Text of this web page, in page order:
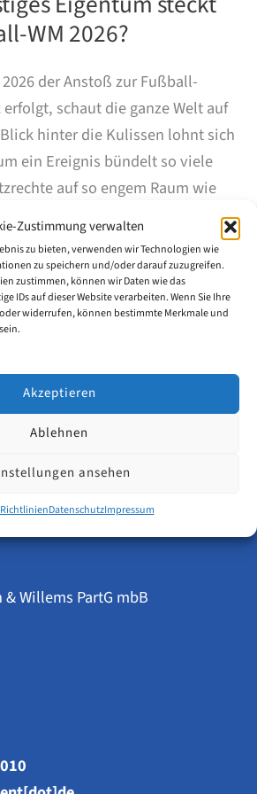
Zustimmung verwalten
zu bieten, verwenden wir Technologien wie
zu speichern und/oder darauf zuzugreifen.
zustimmen, können wir Daten wie das
IDs auf dieser Website verarbeiten. Wenn Sie Ihre
widerrufen, können bestimmte Merkmale und
Akzeptieren
Ablehnen
ansehen
DatenschutzImpressum
WM 2026?
der Anstoß zur Fußball-
schaut die ganze Welt auf
hinter die Kulissen lohnt sich
ein Ereignis bündelt so viele
auf so engem Raum wie
der Ball, der über den Rasen
in Sachen geistiges
machen sichtbar, wie
Marken im modernen Fußball
Willems PartG mbB